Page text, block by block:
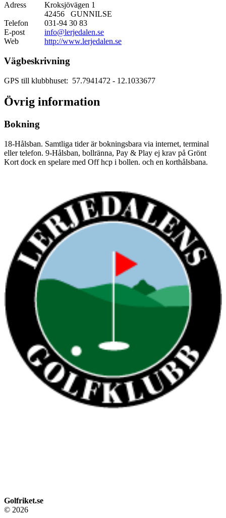
Adress
Kroksjövägen 1
42456 GUNNILSE
Telefon
031-94 30 83
E-post
info@lerjedalen.se
Web
http://www.lerjedalen.se
Vägbeskrivning
GPS till klubbhuset: 57.7941472 - 12.1033677
Övrig information
Bokning
18-Hålsban. Samtliga tider är bokningsbara via internet, terminal
eller telefon. 9-Hålsban, bollränna, Pay & Play ej krav på Grönt
Kort dock en spelare med Off hcp i bollen. och en korthålsbana.
Golfriket.se
© 2026